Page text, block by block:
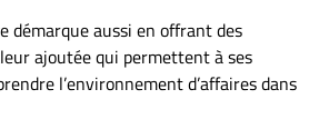
démarque aussi en offrant des
ajoutée qui permettent à ses
l’environnement d’affaires dans